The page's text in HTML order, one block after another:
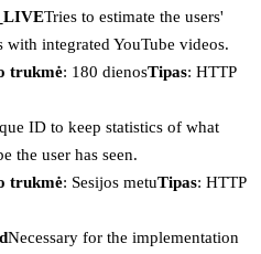
Tries to estimate the users'
with integrated YouTube videos.
trukmė: 180 dienosTipas: HTTP
ID to keep statistics of what
the user has seen.
trukmė: Sesijos metuTipas: HTTP
Necessary for the implementation